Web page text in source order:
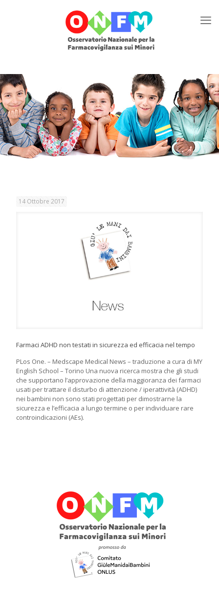
14 Ottobre 2017
Farmaci ADHD non testati in sicurezza ed efficacia nel tempo
PLos One. – Medscape Medical News – traduzione a cura di MY
English School – Torino Una nuova ricerca mostra che gli studi
che supportano l’approvazione della maggioranza dei farmaci
usati per trattare il disturbo di attenzione / iperattività (ADHD)
nei bambini non sono stati progettati per dimostrarne la
sicurezza e l’efficacia a lungo termine o per individuare rare
controindicazioni (AEs).